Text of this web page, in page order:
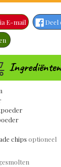
E-mail Deel
Ingrediënten
chips optioneel